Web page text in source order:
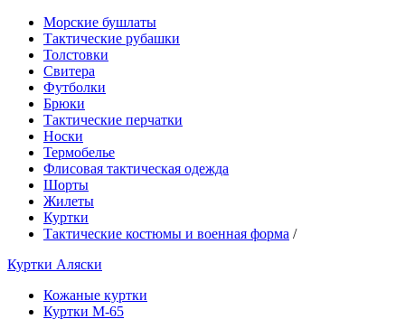
Морские бушлаты
Тактические рубашки
Толстовки
Свитера
Футболки
Брюки
Тактические перчатки
Носки
Термобелье
Флисовая тактическая одежда
Шорты
Жилеты
Куртки
Тактические костюмы и военная форма /
Куртки Аляски
Кожаные куртки
Куртки М-65